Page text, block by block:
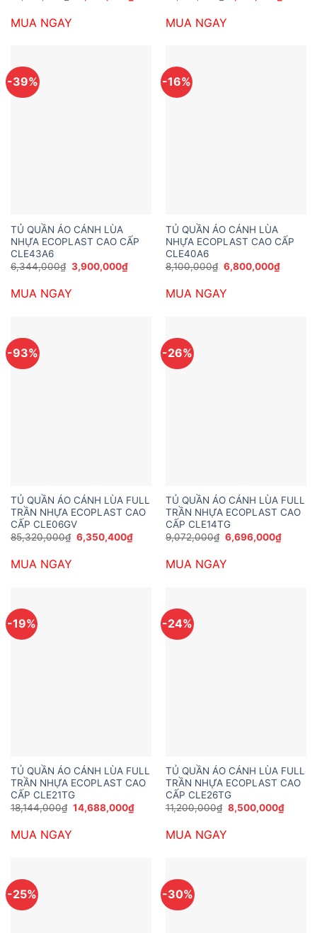
gốc
hiện
MUA NGAY
gốc
hiện
MUA NGAY
-39%
TỦ QUẦN ÁO CÁNH LÙA
NHỰA ECOPLAST CAO CẤP
CLE43A6
6,344,000₫ Giá
gốc
6,344,000₫.
3,900,000₫Giá
hiện
MUA NGAY
-16%
TỦ QUẦN ÁO CÁNH LÙA
NHỰA ECOPLAST CAO CẤP
CLE40A6
8,100,000₫ Giá
gốc
8,100,000₫.
6,800,000₫Giá
hiện
MUA NGAY
-93%
TỦ QUẦN ÁO CÁNH LÙA FULL
TRẦN NHỰA ECOPLAST CAO
CẤP CLE06GV
85,320,000₫ Giá
gốc
6,350,400₫Giá
hiện
MUA NGAY
-26%
TỦ QUẦN ÁO CÁNH LÙA FULL
TRẦN NHỰA ECOPLAST CAO
CẤP CLE14TG
9,072,000₫ Giá
gốc
9,072,000₫.
6,696,000₫Giá
hiện
MUA NGAY
-19%
TỦ QUẦN ÁO CÁNH LÙA FULL
TRẦN NHỰA ECOPLAST CAO
CẤP CLE21TG
18,144,000₫ Giá
gốc
14,688,000₫Giá
hiện
MUA NGAY
-24%
TỦ QUẦN ÁO CÁNH LÙA FULL
TRẦN NHỰA ECOPLAST CAO
CẤP CLE26TG
11,200,000₫ Giá
gốc
8,500,000₫Giá
hiện
MUA NGAY
-25% -30%